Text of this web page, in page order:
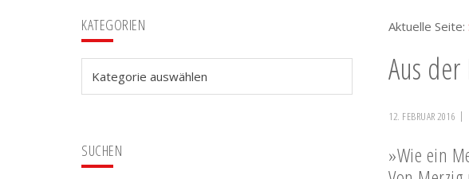
Aktuelle Seite:
Aus der
12. FEBRUAR 2016
»Wie ein
Seitenspalte
KATEGORIEN
SUCHEN